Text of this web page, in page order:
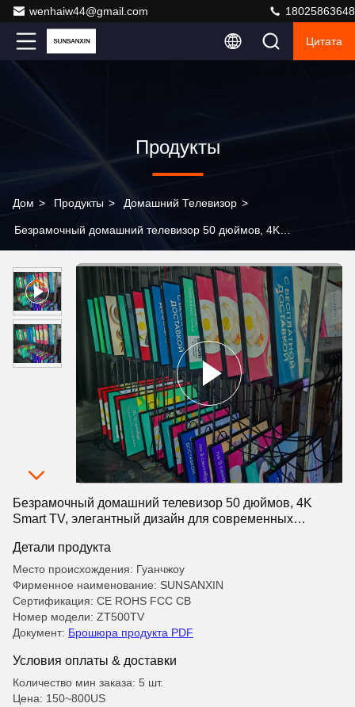
wenhaiw44@gmail.com 18025863648
Цитата
Продукты
Дом > Продукты > Домашний Телевизор >
Безрамочный домашний телевизор 50 дюймов, 4K
интерьеров
Безрамочный домашний телевизор 50 дюймов, 4K
Smart TV, элегантный дизайн для современных
Детали продукта
Место происхождения: Гуанчжоу
Фирменное наименование: SUNSANXIN
Сертификация: CE ROHS FCC CB
Номер модели: ZT500TV
Документ: Брошюра продукта PDF
Условия оплаты & доставки
Количество мин заказа: 5 шт.
Цена: 150~800US